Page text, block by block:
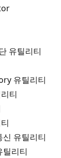
유틸리티
유틸리티
티
유틸리티
틸리티